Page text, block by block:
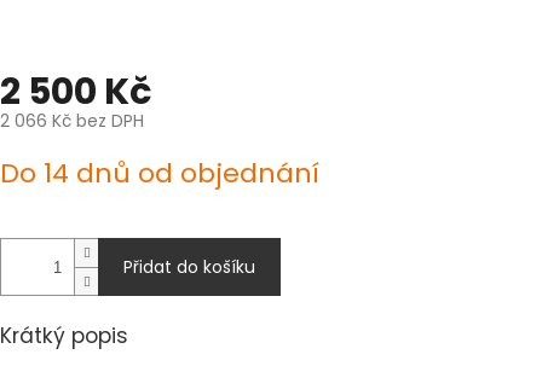
2 500 Kč
2 066 Kč bez DPH
cena:
Do 14 dnů od objednání
Přidat do košíku
Krátký popis